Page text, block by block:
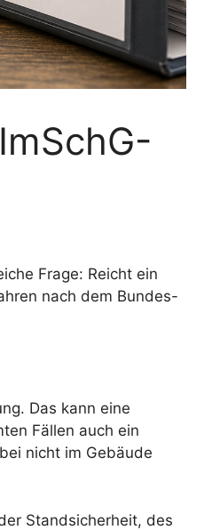
Frage: Reicht ein
nach dem Bundes-
Das kann eine
Fällen auch ein
nicht im Gebäude
Standsicherheit, des